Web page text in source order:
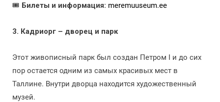
🎟️ Билеты и информация: meremuuseum.ee
3. Кадриорг – дворец и парк
Этот живописный парк был создан Петром I и до сих
пор остается одним из самых красивых мест в
Таллине. Внутри дворца находится художественный
музей.